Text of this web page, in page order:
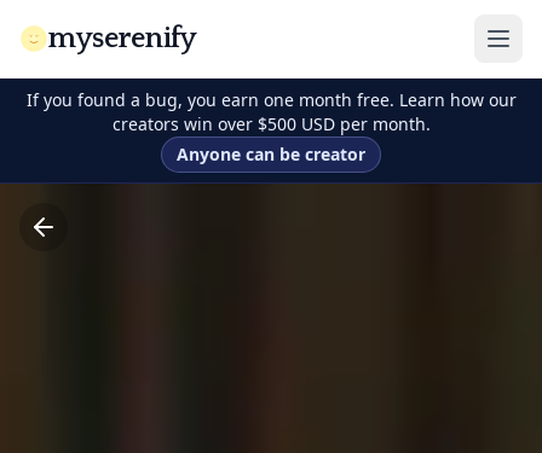
myserenify
If you found a bug, you earn one month free. Learn how our
creators win over $500 USD per month.
Anyone can be creator